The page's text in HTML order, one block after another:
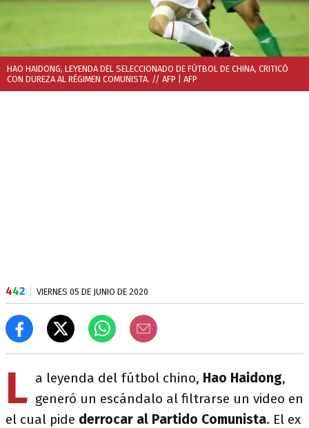
HAO HAIDONG, LEYENDA DEL SELECCIONADO DE FÚTBOL DE CHINA, CRITICÓ
CON DUREZA AL RÉGIMEN COMUNISTA. // AFP | AFP
442 VIERNES 05 DE JUNIO DE 2020
L a leyenda del fútbol chino, Hao Haidong,
generó un escándalo al filtrarse un video en
el cual pide derrocar al Partido Comunista. El ex